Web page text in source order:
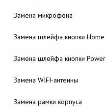
Замена микрофона
Замена шлейфа кнопки Home
Замена шлейфа кнопки Power
Замена WIFI-антенны
Замена рамки корпуса